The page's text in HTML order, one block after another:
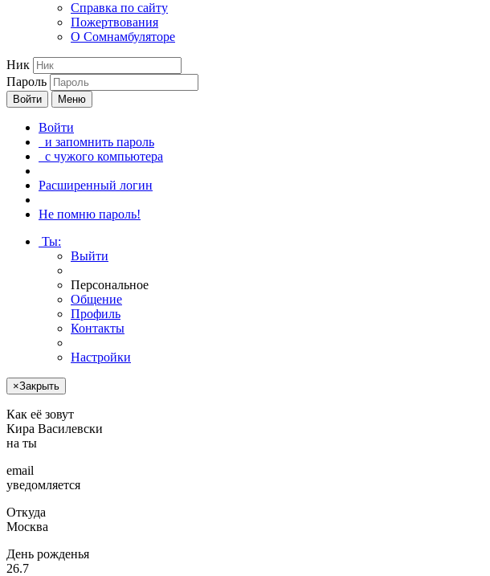
Справка по сайту
Пожертвования
О Сомнамбуляторе
Ник
Пароль
Войти Меню
Войти
и запомнить пароль
с чужого компьютера
Расширенный логин
Не помню пароль!
Ты:
Выйти
Персональное
Общение
Профиль
Контакты
Настройки
×Закрыть
Как её зовут
Кира Ва­силев­ски
на ты
email
уведомляется
Откуда
Москва
День рожденья
26.7